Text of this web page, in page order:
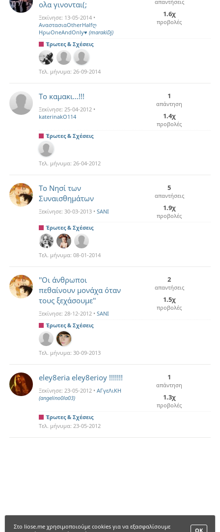
ολα γινονται(;
Ξεκίνησε: 13-05-2014 •
ΑναστασιαOtherHalfღ
ΗρωOneAndOnly♥ (marakiDj)
απαντήσεις
1.6χ
προβολές
Έρωτες & Σχέσεις
Τελ. μήνυμα: 26-09-2014
Το καμακι...!!!
Ξεκίνησε: 25-04-2012 •
katerinakO114
1
απάντηση
1.4χ
προβολές
Έρωτες & Σχέσεις
Τελ. μήνυμα: 26-04-2012
Το Νησί των
Συναισθημάτων
Ξεκίνησε: 30-03-2013 • SANI
5
απαντήσεις
1.9χ
προβολές
Έρωτες & Σχέσεις
Τελ. μήνυμα: 08-01-2014
''Oι άνθρωποι
πεθαίνουν μονάχα όταν
τους ξεχάσουμε''
Ξεκίνησε: 28-12-2012 • SANI
2
απαντήσεις
1.5χ
προβολές
Έρωτες & Σχέσεις
Τελ. μήνυμα: 30-09-2013
eley8eria eley8erioy !!!!!!!
Ξεκίνησε: 23-05-2012 • ΑΓγεΛιΚΗ
(angelino0la03)
1
απάντηση
1.3χ
προβολές
Έρωτες & Σχέσεις
Τελ. μήνυμα: 23-05-2012
ΟΚ
Στο liose.me χρησιμοποιούμε cookies για να εξασφαλίσουμε